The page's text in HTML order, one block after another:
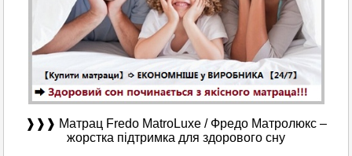
❱❱❱ Матрац Fredo MatroLuxe / Фредо Матролюкс –
жорстка підтримка для здорового сну